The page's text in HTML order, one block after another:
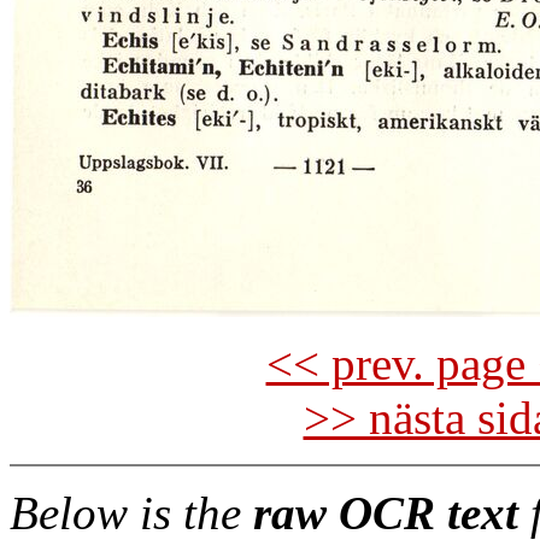
<< prev.
>> nästa
Below is the raw OCR text